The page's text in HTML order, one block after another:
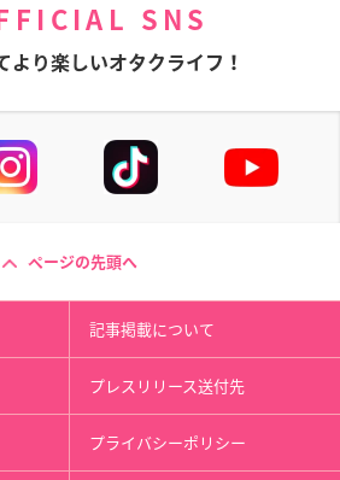
SNS
より楽しいオタクライフ！
ページの先頭へ
記事掲載について
プレスリリース送付先
プライバシーポリシー